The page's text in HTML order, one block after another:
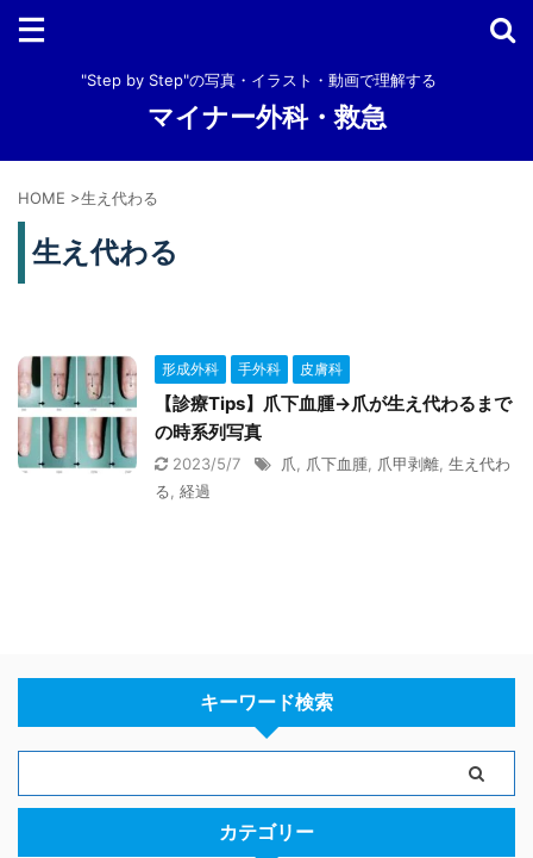
"Step by Step"の写真・イラスト・動画で理解する
マイナー外科・救急
HOME >生え代わる
生え代わる
形成外科 手外科 皮膚科
【診療Tips】爪下血腫→爪が生え代わるまで
の時系列写真
2023/5/7 爪 爪下血腫 爪甲剥離 生え代わ
る 経過
キーワード検索
カテゴリー